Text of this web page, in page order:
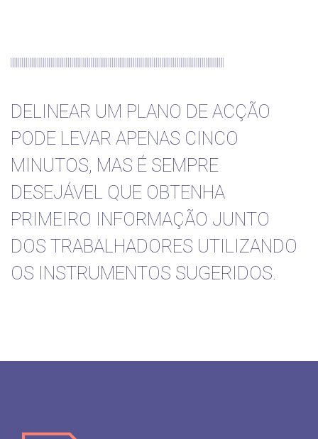
DELINEAR UM PLANO DE ACÇÃO
PODE LEVAR APENAS CINCO
MINUTOS, MAS É SEMPRE
DESEJÁVEL QUE OBTENHA
PRIMEIRO INFORMAÇÃO JUNTO
DOS TRABALHADORES UTILIZANDO
OS INSTRUMENTOS SUGERIDOS.